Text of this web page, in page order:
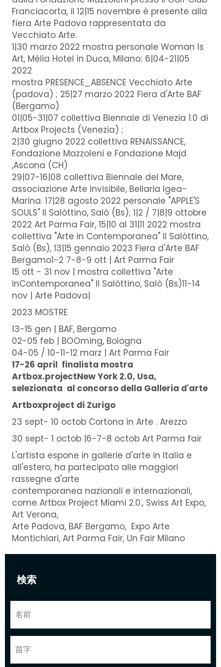
検索
Franciacorta, il 12|15 novembre è presente alla
fiera Arte Padova rappresentata da
Vecchiato Arte.
1|30 marzo 2022 mostra personale Woman Is
Art, Mèlia Hotel in Duca, Milano; 6|04-21|05
2022
mostra PRESENCE_ABSENCE Vecchiato Arte
(padova) ; 25|27 marzo 2022 Fiera d'Arte BAF
(Bergamo)
01|05-31|07 collettiva Biennale di Venezia 1.0 di
Artbox Projects (Venezia) ;
2|30 giugno 2022 collettiva RENAISSANCE,
Fondazione Mazzoleni e Fondazione Majd
,Ascona (CH)
29|07-16|08 collettiva Biennale del Mare,
associazione Arte Invisibile, Bellaria Igea-
Marina. 17|28 agosto 2022 personale "APPLE'S
SOULS" Il Salòttino, Salò (Bs); 1|2 / 7|8|9 ottobre
2022 Art Parma Fair, 15|10 al 31|11 2022 mostra
collettiva "Arte in Contemporanea" Il Salòttino,
Salò (Bs), 13|15 gennaio 2023 Fiera d'Arte BAF
Bergamo1-2 7-8-9 ott | Art Parma Fair
15 ott - 31 nov | mostra collettiva "Arte
inContemporanea" Il Salòttino, Salò (Bs)11-14
nov | Arte Padova|
2023 MOSTRE
13-15 gen | BAF, Bergamo
02-05 feb | BOOming, Bologna
04-05 / 10-11-12 marz | Art Parma Fair
17-26 april finalista mostra
Artbox.projectNew York 2.0, Usa,
selezionata al concorso della Galleria d'arte
Artboxproject di Zurigo
23 sept- 10 octob Cortona in Arte . Arezzo
30 sept- 1 octob |6-7-8 octob Art Parma fair
L'artista espone in gallerie d'arte in Italia e
all'estero, ha partecipato alle maggiori
rassegne d'arte
contemporanea nazionali e internazionali,
come Artbox Project Miami 2.0., Swiss Art Expo,
Art Verona,
Arte Padova, BAF Bergamo, Expo Arte
Montichiari, Art Parma Fair, Un Fair Milano